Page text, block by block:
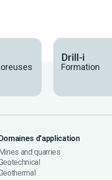
Drill-i
Formation
d'application
and quarries